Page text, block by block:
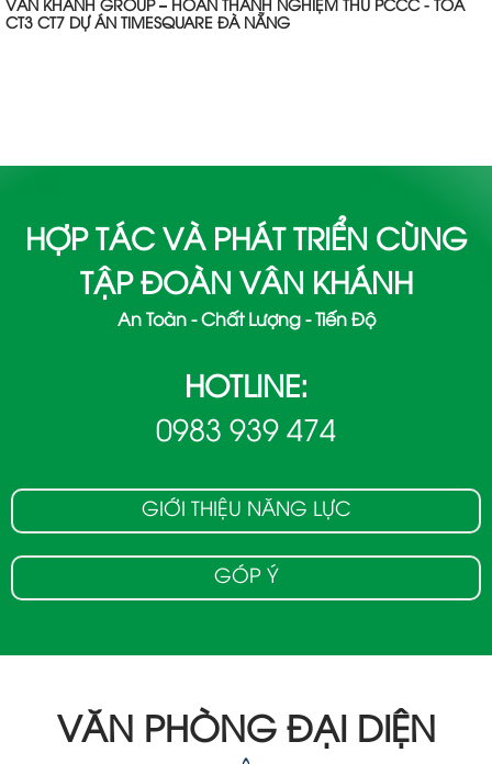
VÂN KHÁNH GROUP – HOÀN THÀNH NGHIỆM THU PCCC - TOÀ
CT3 CT7 DỰ ÁN TIMESQUARE ĐÀ NẴNG
HỢP TÁC VÀ PHÁT TRIỂN CÙNG
TẬP ĐOÀN VÂN KHÁNH
An Toàn - Chất Lượng - Tiến Độ
HOTLINE:
0983 939 474
GIỚI THIỆU NĂNG LỰC
GÓP Ý
VĂN PHÒNG ĐẠI DIỆN